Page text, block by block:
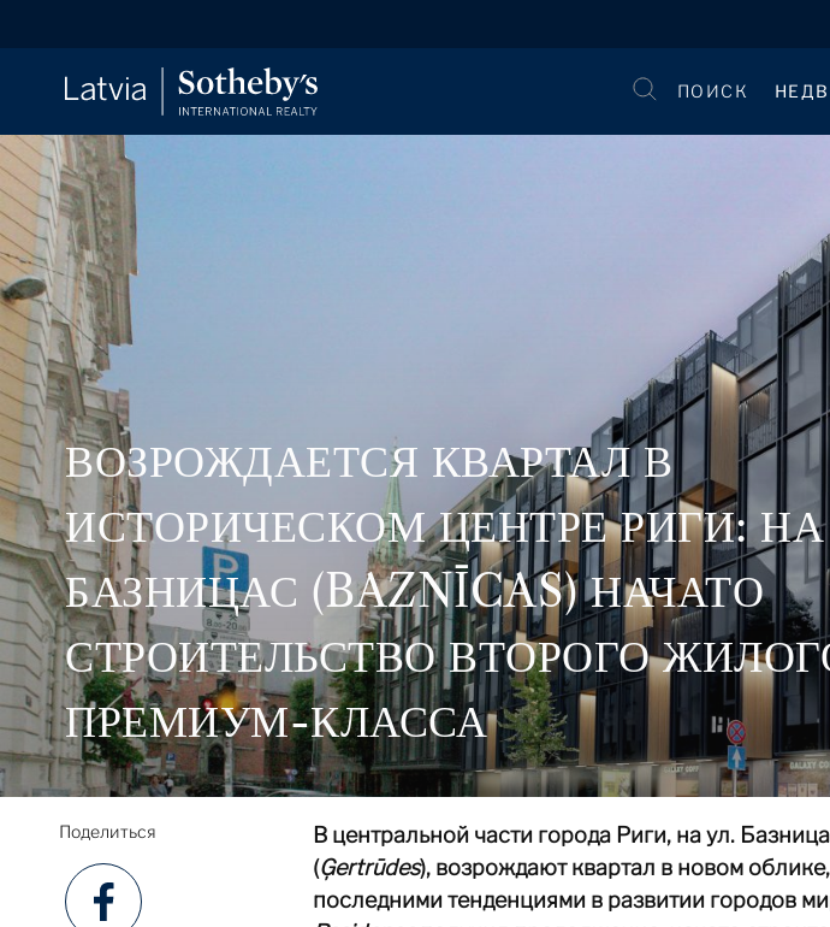
ПОИСК
ВОЗРОЖДАЕТСЯ КВАРТАЛ В
ИСТОРИЧЕСКОМ ЦЕНТРЕ РИГИ: НА
БАЗНИЦАС (BAZNĪCAS) НАЧАТО
СТРОИТЕЛЬСТВО ВТОРОГО
ПРЕМИУМ-КЛАССА
Поделиться В центральной части города Риги, на ул.
(Ģertrūdes), возрождают квартал в новом
последними тенденциями в развитии городов